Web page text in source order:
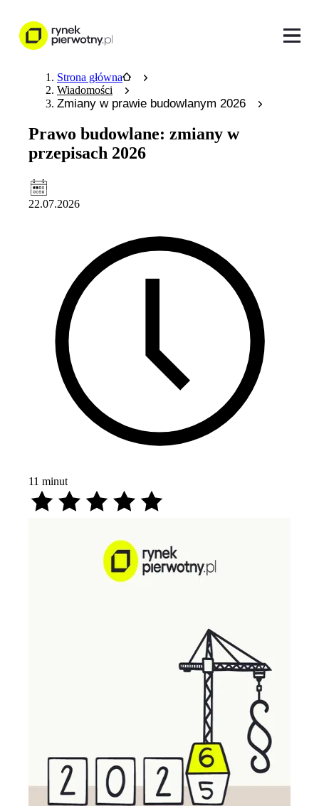
Strona główna
Wiadomości
Zmiany w prawie budowlanym 2026
Prawo budowlane: zmiany w
przepisach 2026
22.07.2026
11 minut